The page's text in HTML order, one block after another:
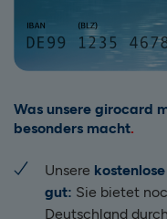
Was unsere girocard
besonders macht
Unsere
gut: Sie bietet
Deutschland